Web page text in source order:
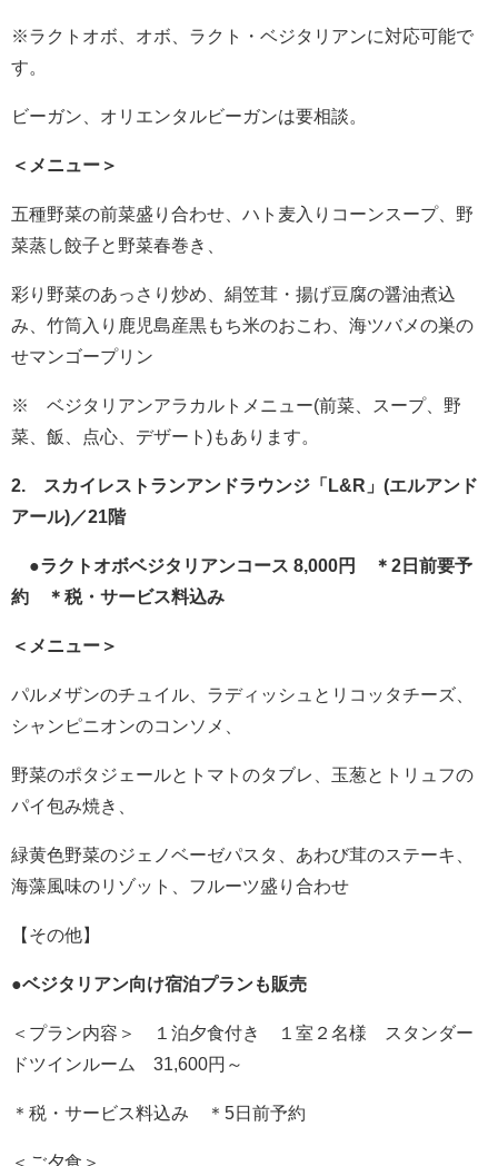
※ラクトオボ、オボ、ラクト・ベジタリアンに対応可能で
す。
ビーガン、オリエンタルビーガンは要相談。
＜メニュー＞
五種野菜の前菜盛り合わせ、ハト麦入りコーンスープ、野
菜蒸し餃子と野菜春巻き、
彩り野菜のあっさり炒め、絹笠茸・揚げ豆腐の醤油煮込
み、竹筒入り鹿児島産黒もち米のおこわ、海ツバメの巣の
せマンゴープリン
※ ベジタリアンアラカルトメニュー(前菜、スープ、野
菜、飯、点心、デザート)もあります。
2. スカイレストランアンドラウンジ「L&R」(エルアンド
アール)／21階
●ラクトオボベジタリアンコース 8,000円 ＊2日前要予
約 ＊税・サービス料込み
＜メニュー＞
パルメザンのチュイル、ラディッシュとリコッタチーズ、
シャンピニオンのコンソメ、
野菜のポタジェールとトマトのタブレ、玉葱とトリュフの
パイ包み焼き、
緑黄色野菜のジェノベーゼパスタ、あわび茸のステーキ、
海藻風味のリゾット、フルーツ盛り合わせ
【その他】
●ベジタリアン向け宿泊プランも販売
＜プラン内容＞ １泊夕食付き １室２名様 スタンダー
ドツインルーム 31,600円～
＊税・サービス料込み ＊5日前予約
＜ご夕食＞